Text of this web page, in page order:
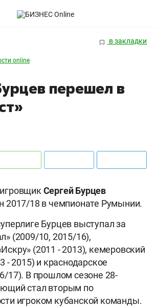
в закладки
online
перешел в
Сергей Бурцев
2017/18 в чемпионате Румынии.
Бурцев выступал за
(2009/10, 2015/16),
(2011 - 2013), кемеровский
- 2015) и краснодарское
17). В прошлом сезоне 28-
стал вторым по
игроком кубанской команды.